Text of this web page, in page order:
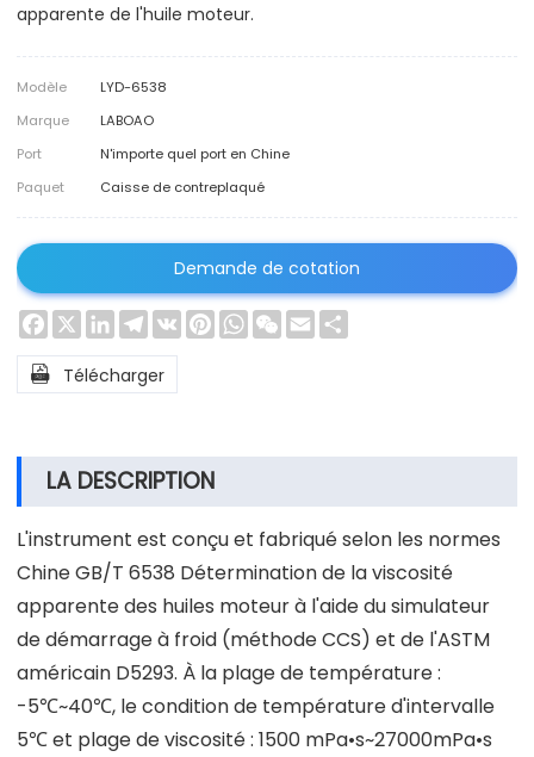
apparente de l'huile moteur.
Modèle
LYD-6538
Marque
LABOAO
Port
N'importe quel port en Chine
Paquet
Caisse de contreplaqué
Demande de cotation
Facebook
X LinkedInTelegram
VK PinterestWhatsApp
WeChat
Email
 Télécharger
LA DESCRIPTION
L'instrument est conçu et fabriqué selon les normes
Chine GB/T 6538 Détermination de la viscosité
apparente des huiles moteur à l'aide du simulateur
de démarrage à froid (méthode CCS) et de l'ASTM
américain D5293. À la plage de température :
-5℃~40℃, le condition de température d'intervalle
5℃ et plage de viscosité : 1500 mPa•s~27000mPa•s